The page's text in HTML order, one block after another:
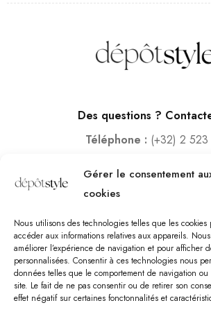
Gérer le consentement
cookies
Nous utilisons des technologies telles que les cookies
accéder aux informations relatives aux appareils.
améliorer l’expérience de navigation et pour afficher
personnalisées. Consentir à ces technologies nous
données telles que le comportement de navigation
site. Le fait de ne pas consentir ou de retirer son
effet négatif sur certaines fonctonnalités et
Des questions ?
Téléphone : (+32) 2
Adresse : Rue des Deux Gares 6,
Lundi – Samedi :10:00 –
Vendredi :10:00-13:00 –
Dimanche :12:00-
Nous sommes fermés les jours